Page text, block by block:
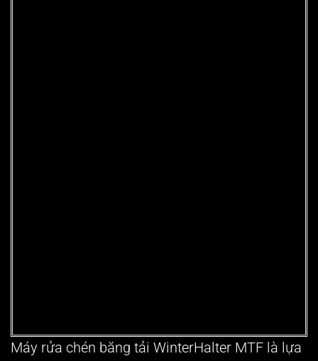
Máy rửa chén băng tải WinterHalter MTF là lựa